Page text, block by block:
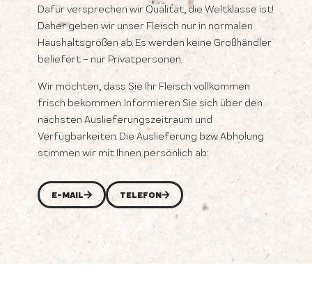
Dafür versprechen wir Qualität, die Weltklasse ist!
Daher geben wir unser Fleisch nur in normalen
Haushaltsgrößen ab. Es werden keine Großhändler
beliefert – nur Privatpersonen.
Wir möchten, dass Sie Ihr Fleisch vollkommen
frisch bekommen. Informieren Sie sich über den
nächsten Auslieferungszeitraum und
Verfügbarkeiten. Die Auslieferung bzw. Abholung
stimmen wir mit Ihnen persönlich ab:
E-MAIL TELEFON